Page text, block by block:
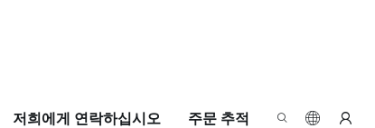
저희에게 연락하십시오 주문 추적